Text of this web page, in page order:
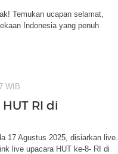
Temukan ucapan selamat,
Indonesia yang penuh
WIB
RI di
17 Agustus 2025, disiarkan live.
live upacara HUT ke-8- RI di